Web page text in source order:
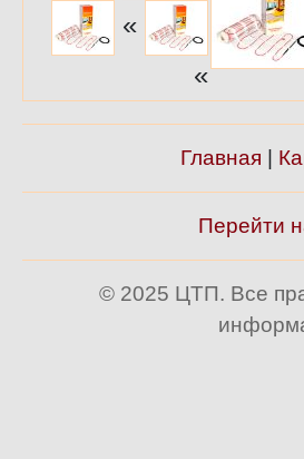
«
«
Главная
Перейти
© 2025 ЦТП. Все